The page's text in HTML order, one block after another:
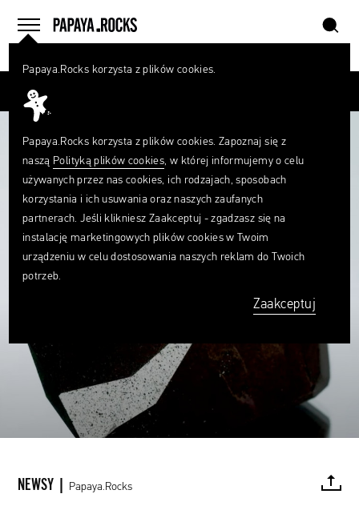
menu
home szukaj
NEWSY | Papaya.Rocks
Papaya.Rocks korzysta z plików cookies.
Papaya.Rocks korzysta z plików cookies. Zapoznaj się z
naszą Polityką plików cookies, w której informujemy o celu
używanych przez nas cookies, ich rodzajach, sposobach
korzystania i ich usuwania oraz naszych zaufanych
partnerach. Jeśli klikniesz Zaakceptuj - zgadzasz się na
instalację marketingowych plików cookies w Twoim
urządzeniu w celu dostosowania naszych reklam do Twoich
potrzeb.
Zaakceptuj
Czego
szukasz?